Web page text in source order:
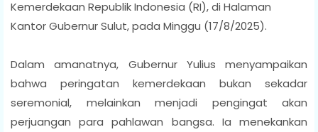
Kemerdekaan Republik Indonesia (RI), di Halaman
Kantor Gubernur Sulut, pada Minggu (17/8/2025).
Dalam amanatnya, Gubernur Yulius menyampaikan
bahwa peringatan kemerdekaan bukan sekadar
seremonial, melainkan menjadi pengingat akan
perjuangan para pahlawan bangsa. Ia menekankan